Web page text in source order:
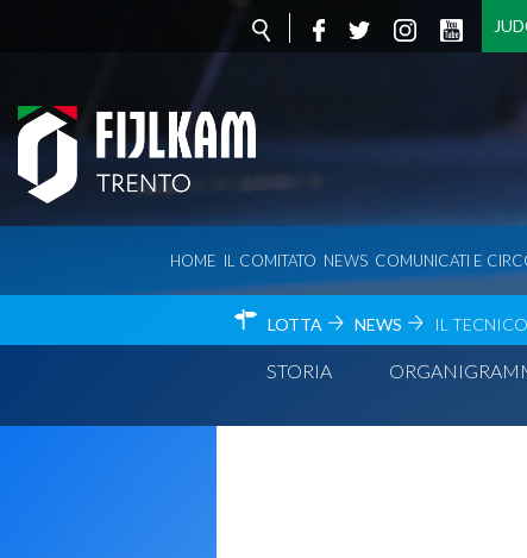
HOME IL COMITATO NEWS COMUNICATI E
LOTTA NEWS IL
STORIA